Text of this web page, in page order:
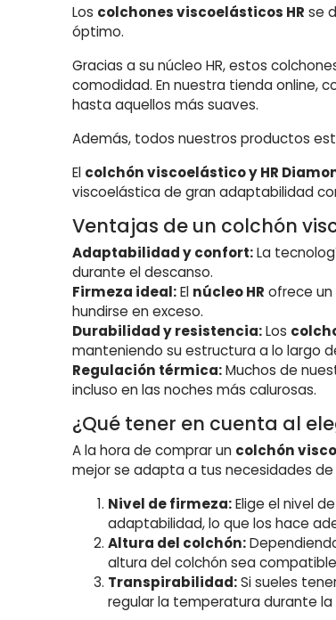
Los colchones viscoelásticos HR se
óptimo.
Gracias a su núcleo HR, estos
comodidad. En nuestra tienda online,
hasta aquellos más suaves.
Además, todos nuestros productos
El colchón viscoelástico y HR
viscoelástica de gran adaptabilidad
Ventajas de un colchón
Adaptabilidad y confort:La
durante el descanso.
Firmeza ideal:El núcleo HR ofrece
hundirse en exceso.
Durabilidad y resistencia:Los
manteniendo su estructura a lo largo
Regulación térmica:Muchos de
incluso en las noches más calurosas.
¿Qué tener en cuenta al
A la hora de comprar un colchón
mejor se adapta a tus necesidades de
Nivel de firmeza:Elige el nivel
adaptabilidad, lo que los hace
Altura del colchón:
altura del colchón sea
Transpirabilidad:Si sueles
regular la temperatura durante la